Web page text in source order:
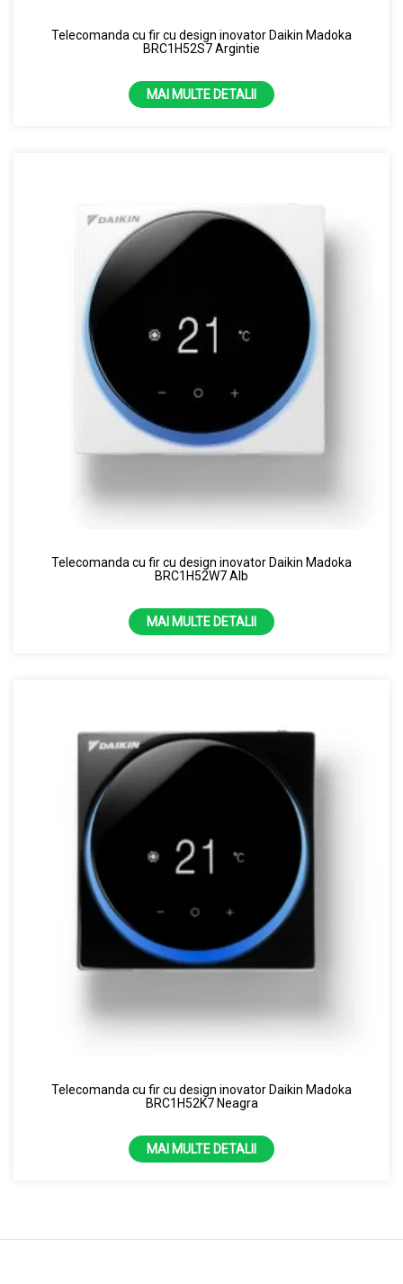
Telecomanda cu fir cu design inovator Daikin Madoka
BRC1H52S7 Argintie
MAI MULTE DETALII
Telecomanda cu fir cu design inovator Daikin Madoka
BRC1H52W7 Alb
MAI MULTE DETALII
Telecomanda cu fir cu design inovator Daikin Madoka
BRC1H52K7 Neagra
MAI MULTE DETALII